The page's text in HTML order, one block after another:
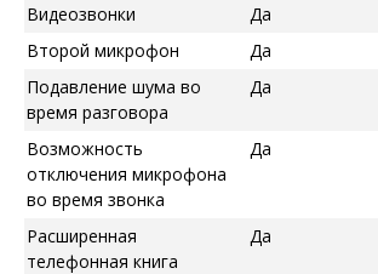
Видеозвонки
Да
Второй микрофон
Да
Подавление шума во
время разговора
Да
Возможность
отключения микрофона
во время звонка
Да
Расширенная
телефонная книга
Да